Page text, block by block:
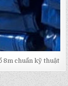
8m chuẩn kỹ thuật